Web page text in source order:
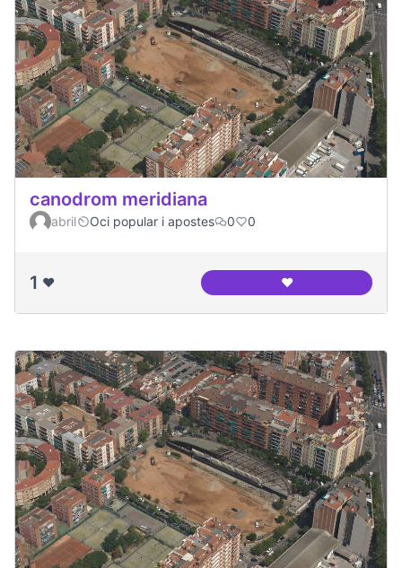
canodrom meridiana
abril Oci popular i apostes 0 0
1 ❤️ ❤️canodrom